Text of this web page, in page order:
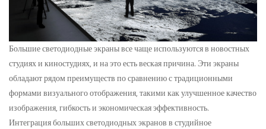
Большие светодиодные экранывсе чаще используются в новостных
студиях и киностудиях, и на это есть веская причина. Эти экраны
обладают рядом преимуществ по сравнению с традиционными
формами визуального отображения, такими как улучшенное качество
изображения, гибкость и экономическая эффективность.
Интеграция больших светодиодных экранов в студийное